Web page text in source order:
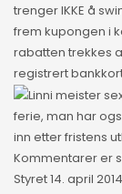
trenger IKKE å
frem kupongen i
rabatten trekkes
registrert
ferie, man har
inn etter fristens
Kommentarer er
Styret 14. april